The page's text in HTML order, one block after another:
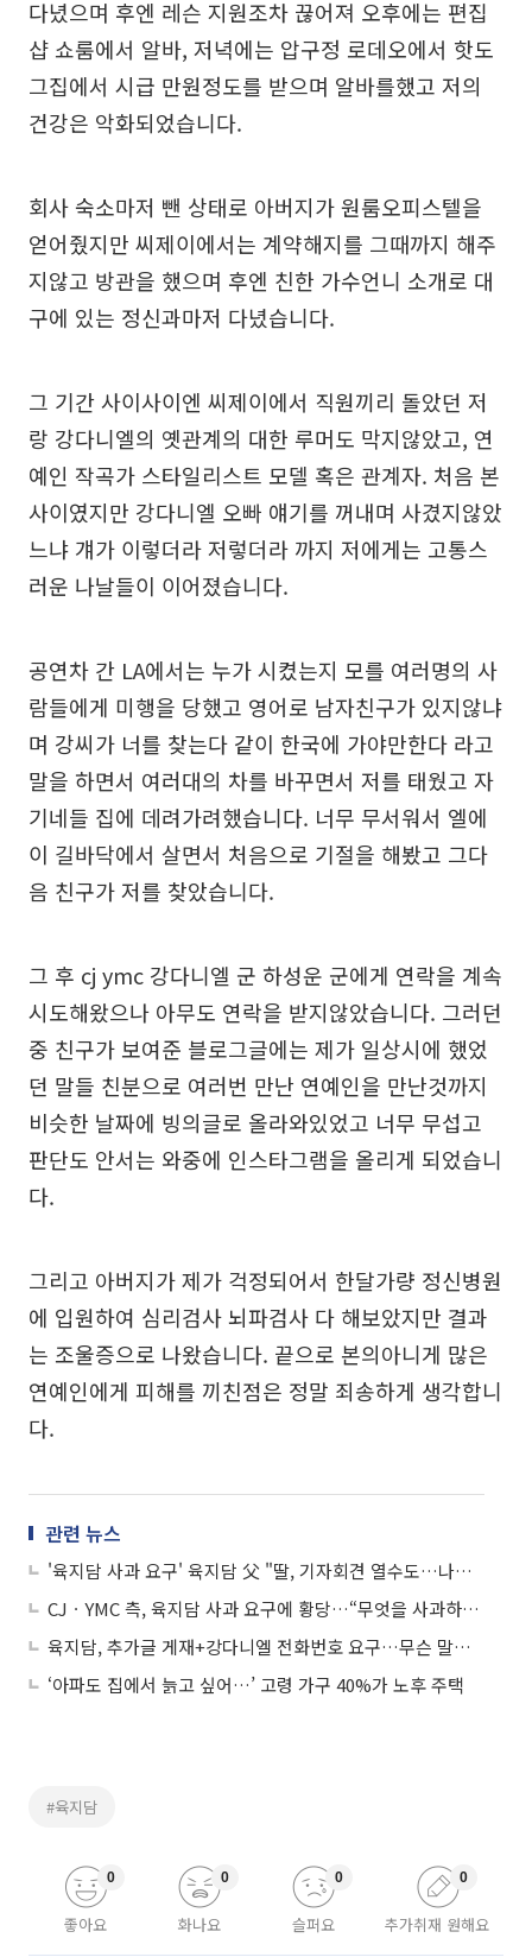
다녔으며 후엔 레슨 지원조차 끊어져 오후에는 편집
샵 쇼룸에서 알바, 저녁에는 압구정 로데오에서 핫도
그집에서 시급 만원정도를 받으며 알바를했고 저의
건강은 악화되었습니다.
회사 숙소마저 뺀 상태로 아버지가 원룸오피스텔을
얻어줬지만 씨제이에서는 계약해지를 그때까지 해주
지않고 방관을 했으며 후엔 친한 가수언니 소개로 대
구에 있는 정신과마저 다녔습니다.
그 기간 사이사이엔 씨제이에서 직원끼리 돌았던 저
랑 강다니엘의 옛관계의 대한 루머도 막지않았고, 연
예인 작곡가 스타일리스트 모델 혹은 관계자. 처음 본
사이였지만 강다니엘 오빠 얘기를 꺼내며 사겼지않았
느냐 걔가 이렇더라 저렇더라 까지 저에게는 고통스
러운 나날들이 이어졌습니다.
공연차 간 LA에서는 누가 시켰는지 모를 여러명의 사
람들에게 미행을 당했고 영어로 남자친구가 있지않냐
며 강씨가 너를 찾는다 같이 한국에 가야만한다 라고
말을 하면서 여러대의 차를 바꾸면서 저를 태웠고 자
기네들 집에 데려가려했습니다. 너무 무서워서 엘에
이 길바닥에서 살면서 처음으로 기절을 해봤고 그다
음 친구가 저를 찾았습니다.
그 후 cj ymc 강다니엘 군 하성운 군에게 연락을 계속
시도해왔으나 아무도 연락을 받지않았습니다. 그러던
중 친구가 보여준 블로그글에는 제가 일상시에 했었
던 말들 친분으로 여러번 만난 연예인을 만난것까지
비슷한 날짜에 빙의글로 올라와있었고 너무 무섭고
판단도 안서는 와중에 인스타그램을 올리게 되었습니
다.
그리고 아버지가 제가 걱정되어서 한달가량 정신병원
에 입원하여 심리검사 뇌파검사 다 해보았지만 결과
는 조울증으로 나왔습니다. 끝으로 본의아니게 많은
연예인에게 피해를 끼친점은 정말 죄송하게 생각합니
다.
관련 뉴스
'육지담 사과 요구' 육지담 父 "딸, 기자회견 열수도…나도 할말 많아"
CJㆍYMC 측, 육지담 사과 요구에 황당…“무엇을 사과하길 원하는지 모르겠다”
육지담, 추가글 게재+강다니엘 전화번호 요구…무슨 말이 하고 싶은걸까?
‘아파도 집에서 늙고 싶어…’ 고령 가구 40%가 노후 주택
#육지담
좋아요
0
화나요
0
슬퍼요
0
추가취재 원해요
0